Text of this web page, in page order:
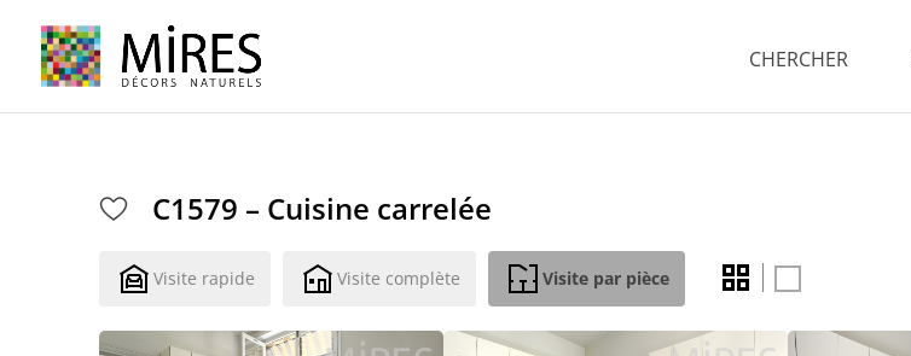
CHERCHER
C1579 – Cuisine carrelée
Visite rapide Visite complète Visite par pièce